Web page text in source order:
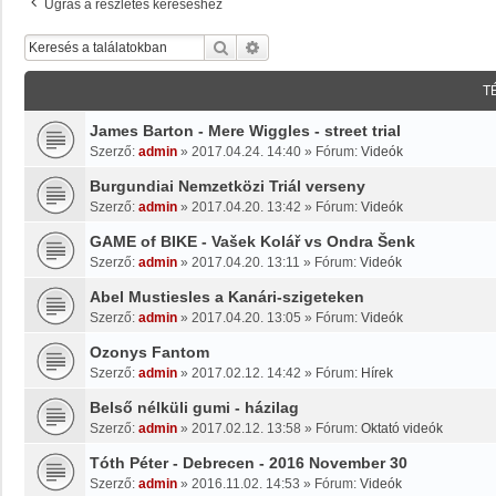
Ugrás a részletes kereséshez
Keresés
James Barton - Mere Wiggles - street trial
Szerző: admin » 2017.04.24. 14:40 » Fórum: Videók
Burgundiai Nemzetközi Triál verseny
Szerző: admin » 2017.04.20. 13:42 » Fórum: Videók
GAME of BIKE - Vašek Kolář vs Ondra Šenk
Szerző: admin » 2017.04.20. 13:11 » Fórum: Videók
Abel Mustiesles a Kanári-szigeteken
Szerző: admin » 2017.04.20. 13:05 » Fórum: Videók
Ozonys Fantom
Szerző: admin » 2017.02.12. 14:42 » Fórum: Hírek
Belső nélküli gumi - házilag
Szerző: admin » 2017.02.12. 13:58 » Fórum: Oktató videók
Tóth Péter - Debrecen - 2016 November 30
Szerző: admin » 2016.11.02. 14:53 » Fórum: Videók